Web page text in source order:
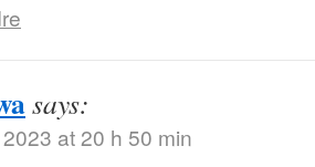
says:
at 20 h 50 min